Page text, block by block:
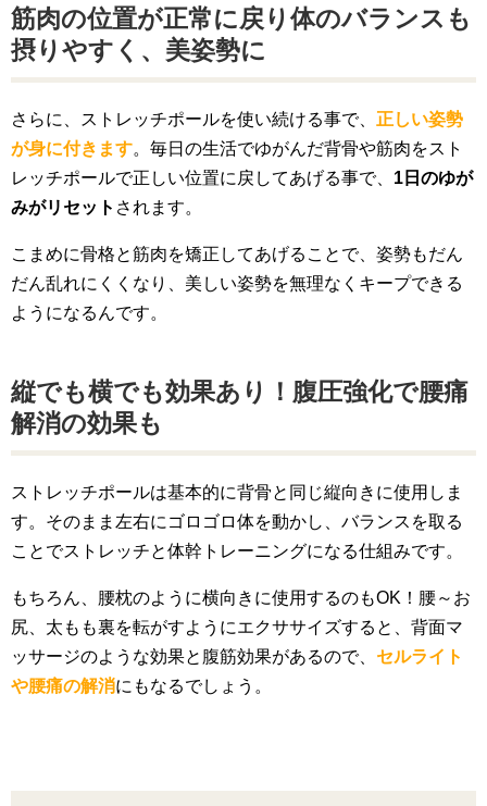
筋肉の位置が正常に戻り体のバランスも
摂りやすく、美姿勢に
さらに、ストレッチポールを使い続ける事で、 正しい姿勢
が身に付きます。毎日の生活でゆがんだ背骨や筋肉をスト
レッチポールで正しい位置に戻してあげる事で、 1日のゆが
みがリセット されます。
こまめに骨格と筋肉を矯正してあげることで、姿勢もだん
だん乱れにくくなり、美しい姿勢を無理なくキープできる
ようになるんです。
縦でも横でも効果あり！腹圧強化で腰痛
解消の効果も
ストレッチポールは基本的に背骨と同じ縦向きに使用しま
す。そのまま左右にゴロゴロ体を動かし、バランスを取る
ことでストレッチと体幹トレーニングになる仕組みです。
もちろん、腰枕のように横向きに使用するのもOK！腰～お
尻、太もも裏を転がすようにエクササイズすると、背面マ
ッサージのような効果と腹筋効果があるので、 セルライト
や腰痛の解消にもなるでしょう。